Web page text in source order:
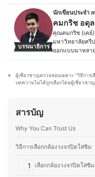
ระดับองค์กรอย่า
ชัดเจน และเป็น
สำหรับผู้บริโภค
วิศวกรรมศาสต
และเคยศึกษา
รวมถึงบทบาทด้
ระยะเวลาที่ผ่าน
การใช้งานจริง
บรรณาธิการ
นักเขียนประจำ
คมกริช อดุ
คุณคมกริช (เคย์
มหาวิทยาลัยศรี
ออกแบบมาหลา
ที่เกี่ยวกับสายเ
เชี่ยวชาญในการ
เคย์ได้เปลี่ยนเส้
ถือ, Nintendo
และเกม สามาร
ผู้เชี่ยวชาญตรวจสอบเฉพาะ "วิธีการ
บทความไม่ได้ถูกเลือกโดยผู้เชี่ยวชาญ
สารบัญ
Why You Can Trust Us
วิธีการเลือกกล้องวงจรปิดใส่ซิม
1 เลือกกล้องวงจรปิดใส่ซิ